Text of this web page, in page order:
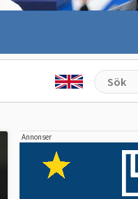
Annonser